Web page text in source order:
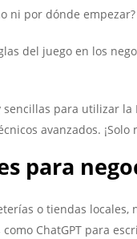
ni por dónde empezar?
del juego en los
para utilizar
avanzados.
para
o tiendas
ChatGPT para